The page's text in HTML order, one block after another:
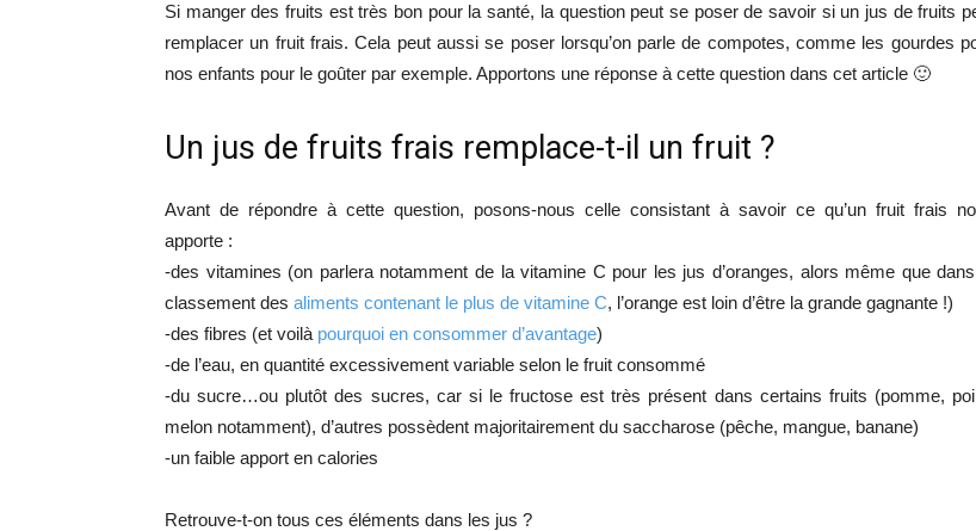
Si manger des fruits est très bon pour la santé, la question peut se poser de savoir si un jus de fruits
remplacer un fruit frais. Cela peut aussi se poser lorsqu’on parle de compotes, comme les gourdes
nos enfants pour le goûter par exemple. Apportons une réponse à cette question dans cet article 🙂
Un jus de fruits frais remplace-t-il un fruit ?
Avant de répondre à cette question, posons-nous celle consistant à savoir ce qu’un fruit frais
apporte :
-des vitamines (on parlera notamment de la vitamine C pour les jus d’oranges, alors même que
classement des aliments contenant le plus de vitamine C, l’orange est loin d’être la grande gagnante !)
-des fibres (et voilà pourquoi en consommer d’avantage)
-de l’eau, en quantité excessivement variable selon le fruit consommé
-du sucre…ou plutôt des sucres, car si le fructose est très présent dans certains fruits (pomme,
melon notamment), d’autres possèdent majoritairement du saccharose (pêche, mangue, banane)
-un faible apport en calories
Retrouve-t-on tous ces éléments dans les jus ?